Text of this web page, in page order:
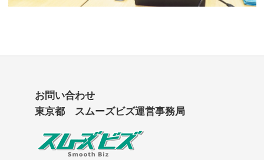
お問い合わせ
東京都 スムーズビズ運営事務局